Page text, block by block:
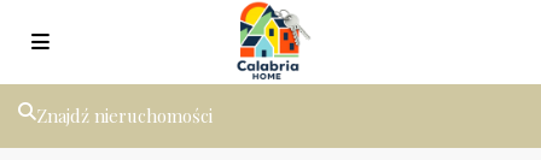
Znajdź nieruchomości